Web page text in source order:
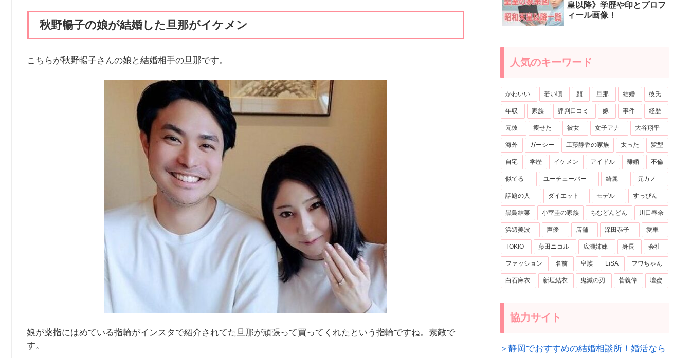
秋野暢子の娘が結婚した旦那がイケメン
こちらが秋野暢子さんの娘と結婚相手の旦那です。
娘が薬指にはめている指輪がインスタで紹介されてた旦那が頑張って買ってくれたという指輪ですね。素敵で
す。
皇以降》学歴や印とプロフ
ィール画像！
人気のキーワード
かわいい 若い頃 顔 旦那 結婚 彼氏
年収 家族 評判口コミ 嫁 事件 経歴
元彼 痩せた 彼女 女子アナ 大谷翔平
海外 ガーシー 工藤静香の家族 太った 髪型
自宅 学歴 イケメン アイドル 離婚 不倫
似てる ユーチューバー 綺麗 元カノ
話題の人 ダイエット モデル すっぴん
黒島結菜 小室圭の家族 ちむどんどん 川口春奈
浜辺美波 声優 店舗 深田恭子 愛車
TOKIO 藤田ニコル 広瀬姉妹 身長 会社
ファッション 名前 皇族 LiSA フワちゃん
白石麻衣 新垣結衣 鬼滅の刃 菅義偉 壇蜜
協力サイト
＞静岡でおすすめの結婚相談所！婚活なら